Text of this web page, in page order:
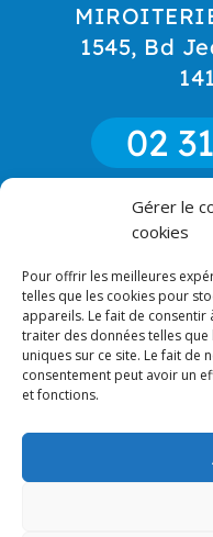
Gérer le
cookies
Pour offrir les meilleures
telles que les cookies pour
appareils. Le fait de
traiter des données telles
uniques sur ce site. Le fait de
consentement peut avoir un
et fonctions.
1545, Bd
02
06
2023 © Miroiterie du